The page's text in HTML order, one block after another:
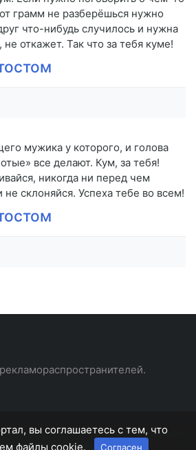
грамм не разберёшься нужно
что-нибудь случилось и нужна
откажет. Так что за тебя куме!
мужика у которого, и голова
все делают. Кум, за тебя!
никогда ни перед чем
не склоняйся. Успеха тебе во всем!
вы соглашаетесь с тем, что
файлы cookie.
Согласен